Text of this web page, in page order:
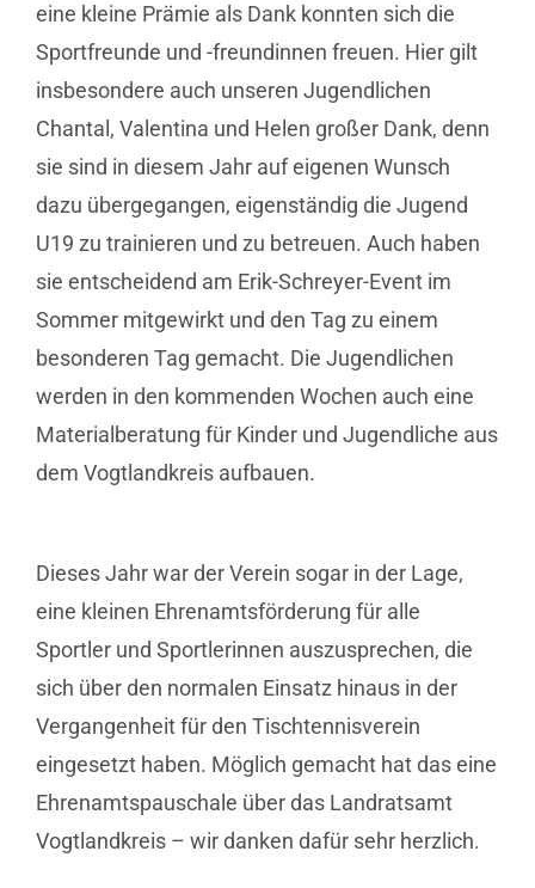
eine kleine Prämie als Dank konnten sich die
Sportfreunde und -freundinnen freuen. Hier gilt
insbesondere auch unseren Jugendlichen
Chantal, Valentina und Helen großer Dank, denn
sie sind in diesem Jahr auf eigenen Wunsch
dazu übergegangen, eigenständig die Jugend
U19 zu trainieren und zu betreuen. Auch haben
sie entscheidend am Erik-Schreyer-Event im
Sommer mitgewirkt und den Tag zu einem
besonderen Tag gemacht. Die Jugendlichen
werden in den kommenden Wochen auch eine
Materialberatung für Kinder und Jugendliche aus
dem Vogtlandkreis aufbauen.
Dieses Jahr war der Verein sogar in der Lage,
eine kleinen Ehrenamtsförderung für alle
Sportler und Sportlerinnen auszusprechen, die
sich über den normalen Einsatz hinaus in der
Vergangenheit für den Tischtennisverein
eingesetzt haben. Möglich gemacht hat das eine
Ehrenamtspauschale über das Landratsamt
Vogtlandkreis – wir danken dafür sehr herzlich.